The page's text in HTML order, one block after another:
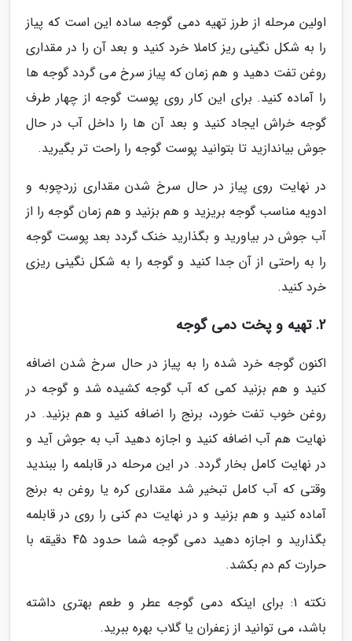
اولین مرحله از طرز تهیه دمی گوجه ساده این است که پیاز
را به شکل نگینی ریز کاملا خرد کنید و بعد آن را در مقداری
روغن تفت دهید و هم زمان که پیاز سرخ می گردد گوجه ها
را آماده کنید. برای این کار روی پوست گوجه از چهار طرف
گوجه خراش ایجاد کنید و بعد آن ها را داخل آب در حال
جوش بیاندازید تا بتوانید پوست گوجه را راحت تر بگیرید.
در نهایت روی پیاز در حال سرخ شدن مقداری زردچوبه و
ادویه مناسب گوجه بریزید و هم بزنید و هم زمان گوجه را از
آب جوش در بیاورید و بگذارید خنک گردد بعد پوست گوجه
را به راحتی از آن جدا کنید و گوجه را به شکل نگینی ریزی
خرد کنید.
2. تهیه و پخت دمی گوجه
اکنون گوجه خرد شده را به پیاز در حال سرخ شدن اضافه
کنید و هم بزنید کمی که آب گوجه کشیده شد و گوجه در
روغن خوب تفت خورد، برنج را اضافه کنید و هم بزنید. در
نهایت هم آب اضافه کنید و اجازه دهید آب به جوش آید و
در نهایت کامل بخار گردد. در این مرحله در قابلمه را ببندید
وقتی که آب کامل تبخیر شد مقداری کره یا روغن به برنج
آماده کنید و هم بزنید و در نهایت دم کنی را روی در قابلمه
بگذارید و اجازه دهید دمی گوجه شما حدود 45 دقیقه با
حرارت کم دم بکشد.
نکته 1: برای اینکه دمی گوجه عطر و طعم بهتری داشته
باشد، می توانید از زعفران یا گلاب بهره ببرید.